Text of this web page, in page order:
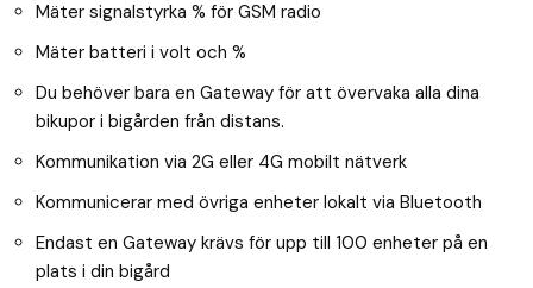
Mäter signalstyrka % för GSM radio
Mäter batteri i volt och %
Du behöver bara en Gateway för att övervaka alla dina
bikupor i bigården från distans.
Kommunikation via 2G eller 4G mobilt nätverk
Kommunicerar med övriga enheter lokalt via Bluetooth
Endast en Gateway krävs för upp till 100 enheter på en
plats i din bigård